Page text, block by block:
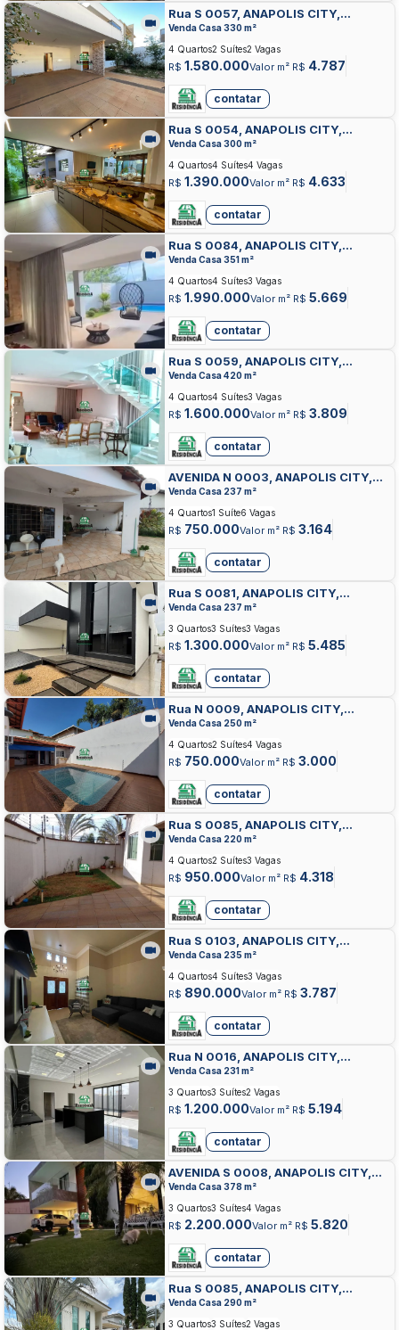
Rua S 0057, ANAPOLIS CITY,
ANAPOLIS
Venda Casa 330 m²
R$ 1.580.000Valor m² R$ 4.787
4 Quartos2 Suítes2 Vagas
contatar
Rua S 0054, ANAPOLIS CITY,
ANAPOLIS
Venda Casa 300 m²
R$ 1.390.000Valor m² R$ 4.633
4 Quartos4 Suítes4 Vagas
contatar
Rua S 0084, ANAPOLIS CITY,
ANAPOLIS
Venda Casa 351 m²
R$ 1.990.000Valor m² R$ 5.669
4 Quartos4 Suítes3 Vagas
contatar
Rua S 0059, ANAPOLIS CITY,
ANAPOLIS
Venda Casa 420 m²
R$ 1.600.000Valor m² R$ 3.809
4 Quartos4 Suítes3 Vagas
contatar
AVENIDA N 0003, ANAPOLIS CITY,
ANAPOLIS
Venda Casa 237 m²
R$ 750.000Valor m² R$ 3.164
4 Quartos1 Suíte6 Vagas
contatar
Rua S 0081, ANAPOLIS CITY,
ANAPOLIS
Venda Casa 237 m²
R$ 1.300.000Valor m² R$ 5.485
3 Quartos3 Suítes3 Vagas
contatar
Rua N 0009, ANAPOLIS CITY,
ANAPOLIS
Venda Casa 250 m²
R$ 750.000Valor m² R$ 3.000
4 Quartos2 Suítes4 Vagas
contatar
Rua S 0085, ANAPOLIS CITY,
ANAPOLIS
Venda Casa 220 m²
R$ 950.000Valor m² R$ 4.318
4 Quartos2 Suítes3 Vagas
contatar
Rua S 0103, ANAPOLIS CITY,
ANAPOLIS
Venda Casa 235 m²
R$ 890.000Valor m² R$ 3.787
4 Quartos4 Suítes3 Vagas
contatar
Rua N 0016, ANAPOLIS CITY,
ANAPOLIS
Venda Casa 231 m²
R$ 1.200.000Valor m² R$ 5.194
3 Quartos3 Suítes2 Vagas
contatar
AVENIDA S 0008, ANAPOLIS CITY,
ANAPOLIS
Venda Casa 378 m²
R$ 2.200.000Valor m² R$ 5.820
3 Quartos3 Suítes4 Vagas
contatar
Rua S 0085, ANAPOLIS CITY,
ANAPOLIS
Venda Casa 290 m²
3 Quartos3 Suítes2 Vagas